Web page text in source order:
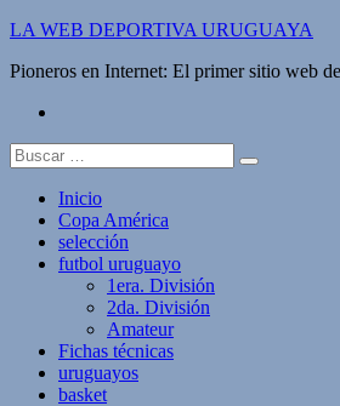
Saltar
contenido
LA WEB DEPORTIVA URUGUAYA
Pioneros en Internet: El primer sitio web
Buscar:
Inicio
Copa América
selección
futbol uruguayo
1era. División
2da. División
Amateur
Fichas técnicas
uruguayos
basket